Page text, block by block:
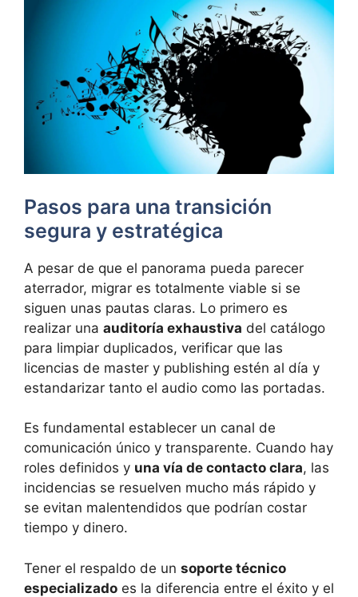
Pasos para una transición
segura y estratégica
A pesar de que el panorama pueda parecer
aterrador, migrar es totalmente viable si se
siguen unas pautas claras. Lo primero es
realizar una auditoría exhaustiva del catálogo
para limpiar duplicados, verificar que las
licencias de master y publishing estén al día y
estandarizar tanto el audio como las portadas.
Es fundamental establecer un canal de
comunicación único y transparente. Cuando hay
roles definidos y una vía de contacto clara, las
incidencias se resuelven mucho más rápido y
se evitan malentendidos que podrían costar
tiempo y dinero.
Tener el respaldo de un soporte técnico
especializado es la diferencia entre el éxito y el